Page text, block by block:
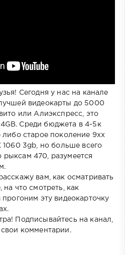
Сегодня у нас на канале
видеокарты до 5000
или Алиэкспресс, это
Среди бюджета в 4-5к
либо старое поколение 9xx
1060 3gb, но больше всего
470, разумеется
вам, как осматривать
на что смотреть, как
прогоним эту видеокарточку
Подписывайтесь на канал,
комментарии.